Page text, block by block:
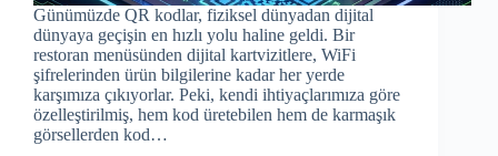
Günümüzde QR kodlar, fiziksel dünyadan dijital
dünyaya geçişin en hızlı yolu haline geldi. Bir
restoran menüsünden dijital kartvizitlere, WiFi
şifrelerinden ürün bilgilerine kadar her yerde
karşımıza çıkıyorlar. Peki, kendi ihtiyaçlarımıza göre
özelleştirilmiş, hem kod üretebilen hem de karmaşık
görsellerden kod…